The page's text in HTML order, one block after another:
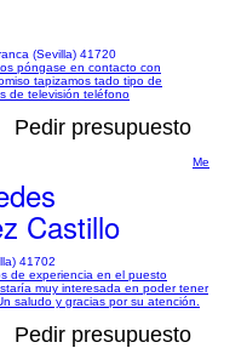
(Sevilla) 41720
póngase en contacto con
tapizamos tado tipo de
de televisión teléfono
Pedir presupuesto
Castillo
41702
Me
de experiencia en el puesto
muy interesada en poder tener
saludo y gracias por su atención.
Pedir presupuesto